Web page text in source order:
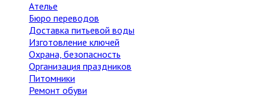
Ателье
Бюро переводов
Доставка питьевой воды
Изготовление ключей
Охрана, безопасность
Организация праздников
Питомники
Ремонт обуви